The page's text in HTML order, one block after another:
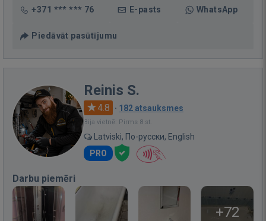
+371 *** *** 76 E-pasts WhatsApp
Piedāvāt pasūtījumu
Reinis S.
4.8 · 182 atsauksmes
Bija vietnē: Pirms 8 st.
Latviski, По-русски, English
PRO
Darbu piemēri
+72